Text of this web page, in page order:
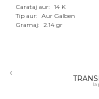
Aur mixt
18K
Carataj aur: 14 K
Tip aur: Aur Galben
Gramaj: 2.14 gr
‹
la